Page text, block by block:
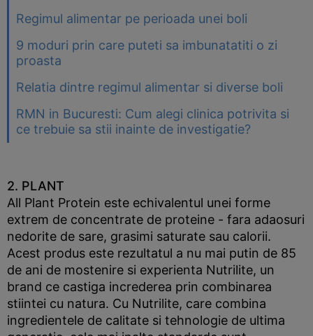
Regimul alimentar pe perioada unei boli
9 moduri prin care puteti sa imbunatatiti o zi
proasta
Relatia dintre regimul alimentar si diverse boli
RMN in Bucuresti: Cum alegi clinica potrivita si
ce trebuie sa stii inainte de investigatie?
2. PLANT
All Plant Protein este echivalentul unei forme
extrem de concentrate de proteine - fara adaosuri
nedorite de sare, grasimi saturate sau calorii.
Acest produs este rezultatul a nu mai putin de 85
de ani de mostenire si experienta Nutrilite, un
brand ce castiga increderea prin combinarea
stiintei cu natura. Cu Nutrilite, care combina
ingredientele de calitate si tehnologie de ultima